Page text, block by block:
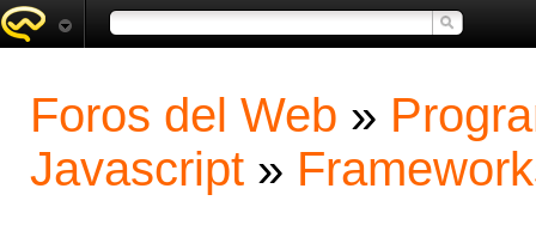
Foros del Web »
Javascript »